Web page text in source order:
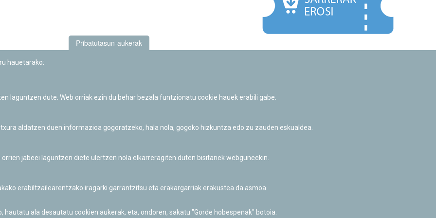
Informazio publikoa eskatzeko baimena
Pribatutasun-aukerak
hauetarako:
laguntzen dute. Web orriak ezin du behar bezala funtzionatu cookie hauek erabili gabe.
aldatzen duen informazioa gogoratzeko, hala nola, gogoko hizkuntza edo zu zauden eskualdea.
jabeei laguntzen diete ulertzen nola elkarreragiten duten bisitariek webguneekin.
erabiltzailearentzako iragarki garrantzitsu eta erakargarriak erakustea da asmoa.
ala desautatu cookien aukerak, eta, ondoren, sakatu "Gorde hobespenak" botoia.